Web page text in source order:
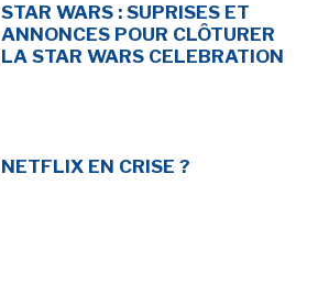
STAR WARS : SUPRISES ET
ANNONCES POUR CLÔTURER
LA STAR WARS CELEBRATION
NETFLIX EN CRISE ?